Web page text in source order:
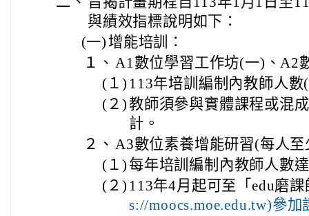
與績效指標說明如下：
(一) 增能培訓：
１、 A1數位學習工作坊(一)、A2
(１) 113年培訓編制內教師人
(２)教師須參與實體課程或混
計。
２、 A3數位素養增能研習(每人
(１) 每年培訓編制內教師人數
(２) 113年4月起可至「edu磨
s://moocs.moe.edu.tw)參